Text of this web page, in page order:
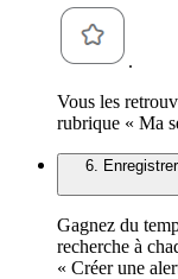
.
Vous les
rubrique « Ma
6.
Gagnez du
recherche à
« Créer une